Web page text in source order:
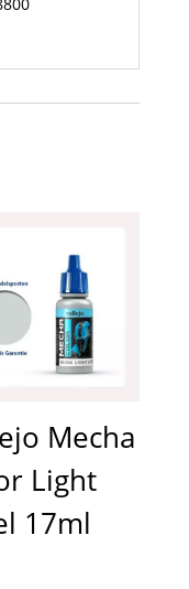
Mecha
Light
17ml